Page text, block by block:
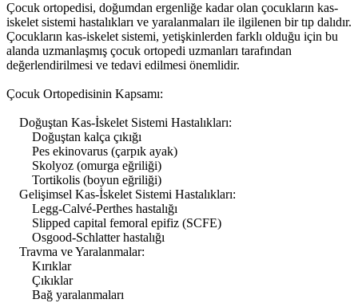
Çocuk ortopedisi, doğumdan ergenliğe kadar olan çocukların kas-
iskelet sistemi hastalıkları ve yaralanmaları ile ilgilenen bir tıp dalıdır.
Çocukların kas-iskelet sistemi, yetişkinlerden farklı olduğu için bu
alanda uzmanlaşmış çocuk ortopedi uzmanları tarafından
değerlendirilmesi ve tedavi edilmesi önemlidir.
Çocuk Ortopedisinin Kapsamı:
Doğuştan Kas-İskelet Sistemi Hastalıkları:
Doğuştan kalça çıkığı
Pes ekinovarus (çarpık ayak)
Skolyoz (omurga eğriliği)
Tortikolis (boyun eğriliği)
Gelişimsel Kas-İskelet Sistemi Hastalıkları:
Legg-Calvé-Perthes hastalığı
Slipped capital femoral epifiz (SCFE)
Osgood-Schlatter hastalığı
Travma ve Yaralanmalar:
Kırıklar
Çıkıklar
Bağ yaralanmaları